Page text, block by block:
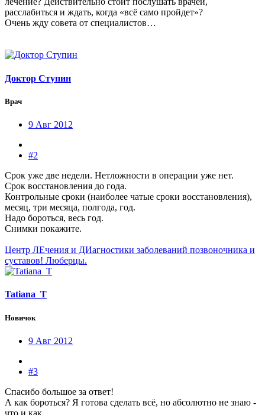
расслабиться и ждать, когда «всё само пройдет»?
Очень жду совета от специалистов…
Доктор Ступин
Врач
9 Авг 2012
#2
Срок уже две недели. Нетложности в операции уже нет.
Срок восстановления до года.
Контрольные сроки (наиболее чатые сроки восстановления),
месяц, три месяца, полгода, год.
Надо бороться, весь год.
Снимки покажите.
Центр ЛЕчения и ДИагностики заболеваний позвоночника и
суставов! Люберцы.
Tatiana_T
Новичок
9 Авг 2012
#3
Спасибо большое за ответ!
А как бороться? Я готова сделать всё, но абсолютно не знаю -
что и как...